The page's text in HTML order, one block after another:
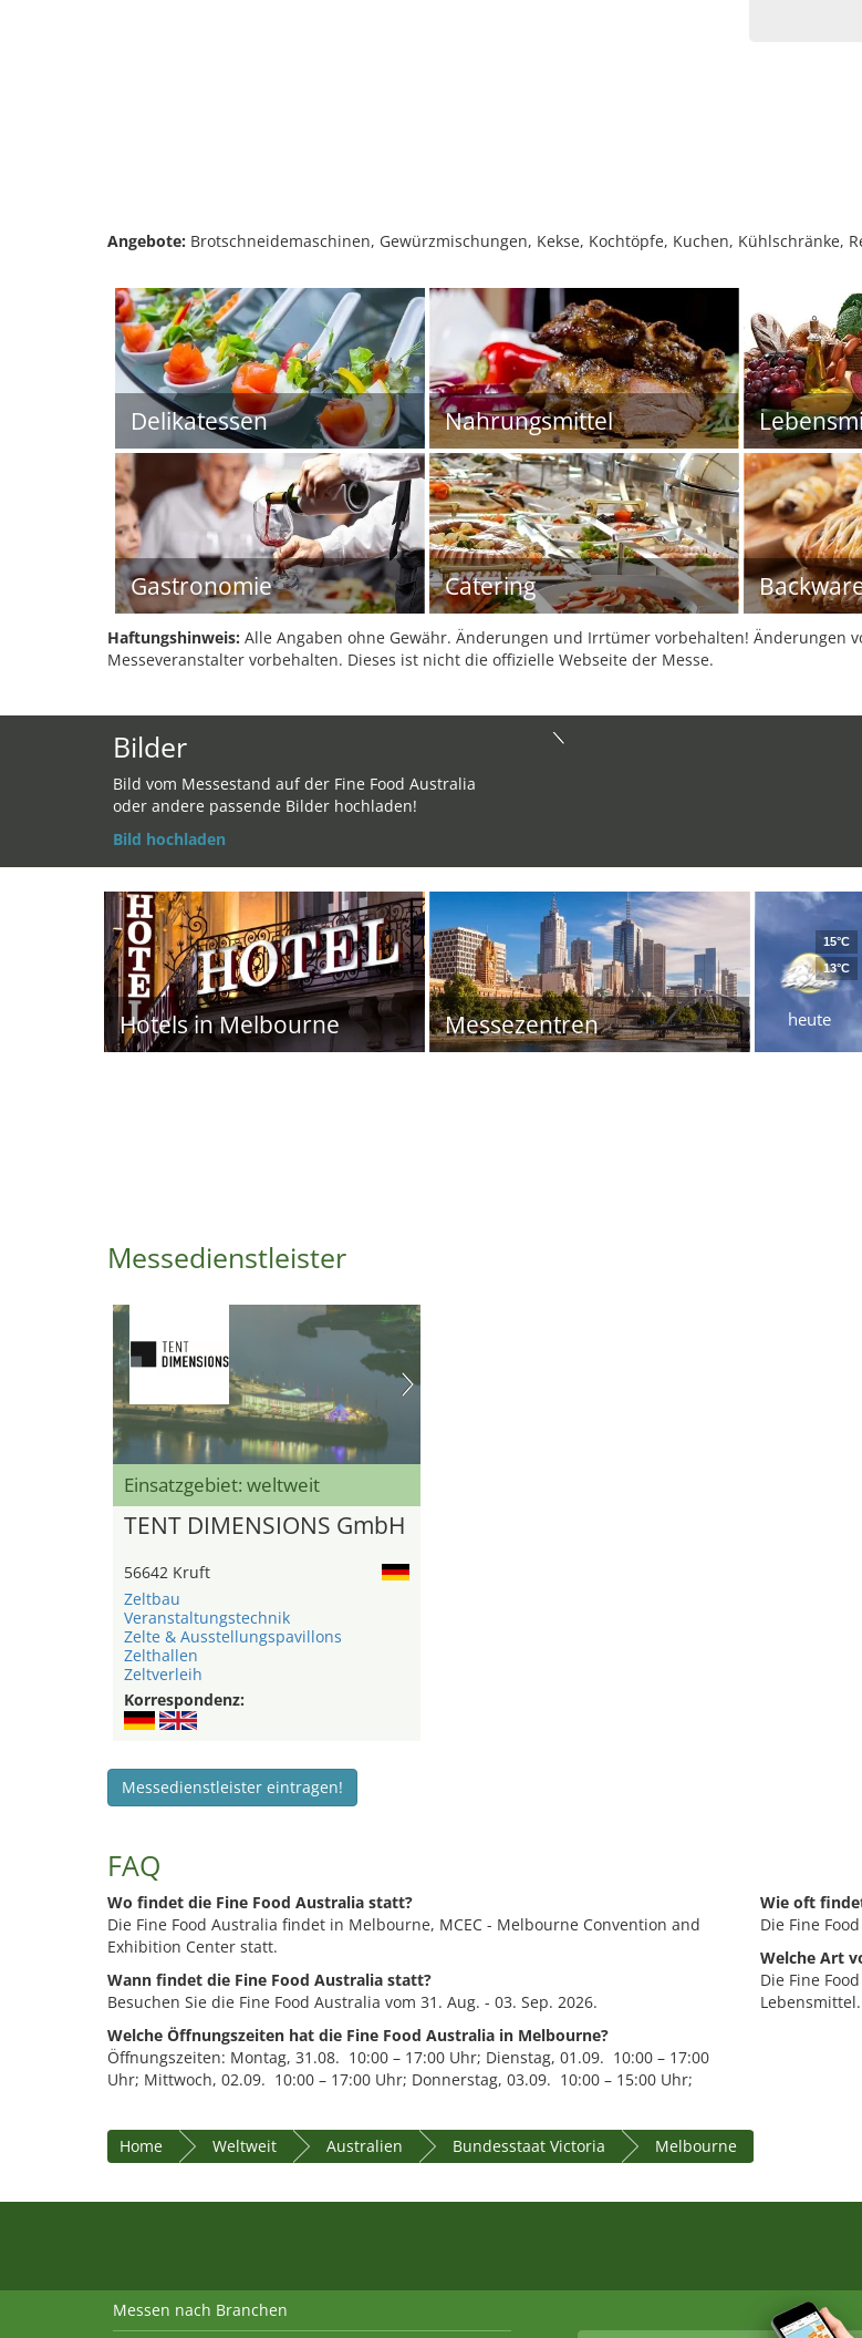
Angebote: Brotschneidemaschinen, Gewürzmischungen, Kekse, Kochtöpfe, Kuchen, Kühlschränke,
Delikatessen Nahrungsmittel
Gastronomie Catering
Haftungshinweis: Alle Angaben ohne Gewähr. Änderungen und Irrtümer vorbehalten! Änderungen
Messeveranstalter vorbehalten. Dieses ist nicht die offizielle Webseite der Messe.
Bilder
Bild vom Messestand auf der Fine Food Australia
oder andere passende Bilder hochladen!
Bild hochladen
Hotels in Melbourne Messezentren heute
15°C
13°C
Messedienstleister
Einsatzgebiet: weltweit
TENT DIMENSIONS GmbH
56642 Kruft
Zeltbau
Veranstaltungstechnik
Zelte & Ausstellungspavillons
Zelthallen
Zeltverleih
Korrespondenz:
Messedienstleister eintragen!
FAQ
Wo findet die Fine Food Australia statt?
Die Fine Food Australia findet in Melbourne, MCEC - Melbourne Convention and
Exhibition Center statt.
Wann findet die Fine Food Australia statt?
Besuchen Sie die Fine Food Australia vom 31. Aug. - 03. Sep. 2026.
Wie oft
Die Fine
Welche Art
Die Fine
Lebensmittel.
Welche Öffnungszeiten hat die Fine Food Australia in Melbourne?
Öffnungszeiten: Montag, 31.08. 10:00 – 17:00 Uhr; Dienstag, 01.09. 10:00 – 17:00
Uhr; Mittwoch, 02.09. 10:00 – 17:00 Uhr; Donnerstag, 03.09. 10:00 – 15:00 Uhr;
Home Weltweit Australien Bundesstaat Victoria Melbourne
Messen nach Branchen